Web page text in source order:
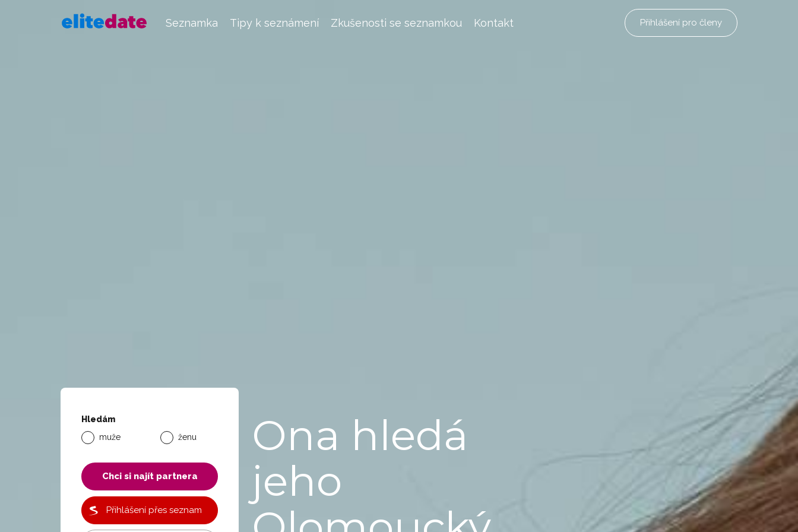
Seznamka Tipy k seznámení Zkušenosti se seznamkou Kontakt Přihlášení pro členy
Hledám
muže
ženu
Chci si najít partnera
Přihlášení přes seznam
Ona hledá
jeho